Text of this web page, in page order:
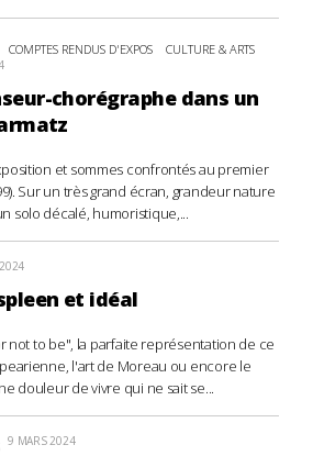
COMPTES RENDUS D'EXPOS
CULTURE & ARTS
chorégraphe dans un
et sommes confrontés au premier
Sur un très grand écran, grandeur nature
solo décalé, humoristique,...
et idéal
not to be", la parfaite représentation de ce
l'art de Moreau ou encore le
douleur de vivre qui ne sait se...
9 MARS 2024